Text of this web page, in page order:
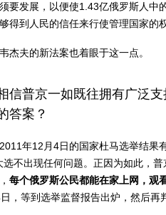
要发展，以便使1.43亿俄罗斯人中
得到人民的信任来行使管理国家的
杰夫的新法案也着眼于这一点。
信普京一如既往拥有广泛
答案？
年12月4日的国家杜马选举结果
不出现任何问题。正因为如此，
每个俄罗斯公民都能在家上网，观
，等到选举监督报告出炉，然后再